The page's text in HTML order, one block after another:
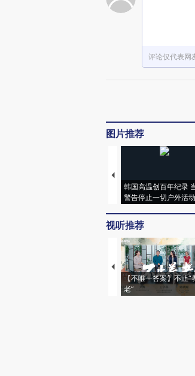
评论仅代表网
图片推荐
韩国高温创百年纪录
警告停止一切户外活动
视听推荐
【不唯一答案】不止“
老”